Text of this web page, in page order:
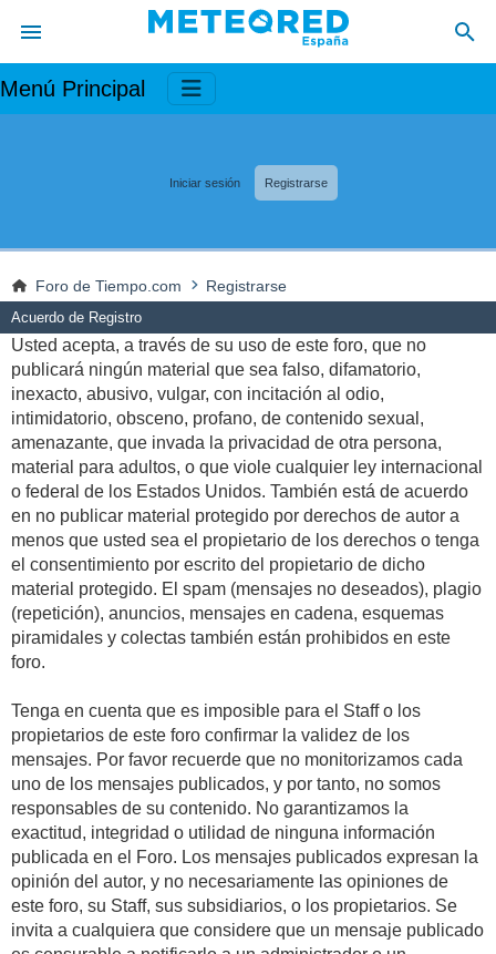
Menú Principal
Iniciar sesión Registrarse
Foro de Tiempo.com Registrarse
Acuerdo de Registro
Usted acepta, a través de su uso de este foro, que no
publicará ningún material que sea falso, difamatorio,
inexacto, abusivo, vulgar, con incitación al odio,
intimidatorio, obsceno, profano, de contenido sexual,
amenazante, que invada la privacidad de otra persona,
material para adultos, o que viole cualquier ley internacional
o federal de los Estados Unidos. También está de acuerdo
en no publicar material protegido por derechos de autor a
menos que usted sea el propietario de los derechos o tenga
el consentimiento por escrito del propietario de dicho
material protegido. El spam (mensajes no deseados), plagio
(repetición), anuncios, mensajes en cadena, esquemas
piramidales y colectas también están prohibidos en este
foro.
Tenga en cuenta que es imposible para el Staff o los
propietarios de este foro confirmar la validez de los
mensajes. Por favor recuerde que no monitorizamos cada
uno de los mensajes publicados, y por tanto, no somos
responsables de su contenido. No garantizamos la
exactitud, integridad o utilidad de ninguna información
publicada en el Foro. Los mensajes publicados expresan la
opinión del autor, y no necesariamente las opiniones de
este foro, su Staff, sus subsidiarios, o los propietarios. Se
invita a cualquiera que considere que un mensaje publicado